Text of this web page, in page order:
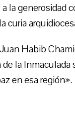
la generosidad
curia
Habib
la
en esa región».